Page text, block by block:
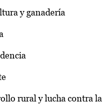
y ganadería
rural y lucha contra